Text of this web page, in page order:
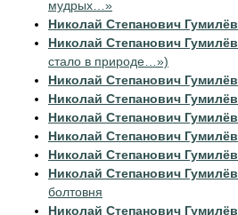
мудрых…»
Николай Степанович Гумилёв
Николай Степанович Гумилёв
стало в природе…»)
Николай Степанович Гумилёв
Николай Степанович Гумилёв
Николай Степанович Гумилёв
Николай Степанович Гумилёв
Николай Степанович Гумилёв
Николай Степанович Гумилёв
болтовня
Николай Степанович Гумилёв